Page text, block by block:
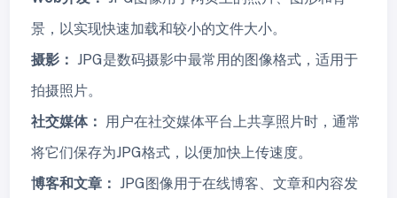
景，以实现快速加载和较小的文件大小。
摄影： JPG是数码摄影中最常用的图像格式，适用于
拍摄照片。
社交媒体：
用户在社交媒体平台上共享照片时，通常
将它们保存为JPG格式，以便加快上传速度。
博客和文章： JPG图像用于在线博客、文章和内容发